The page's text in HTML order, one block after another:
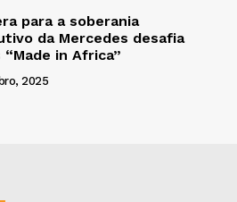
para a soberania
da Mercedes desafia
in Africa”
2025